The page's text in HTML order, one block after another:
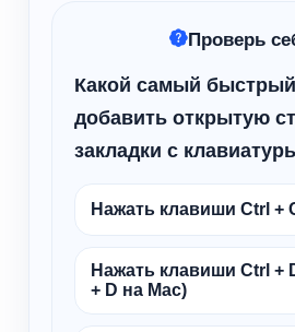
Проверь
Какой самый
добавить открытую
закладки с
Нажать клавиши Ctrl +
Нажать клавиши Ctrl +
+ D на Mac)